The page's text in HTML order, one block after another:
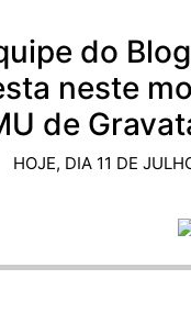
do
neste
de